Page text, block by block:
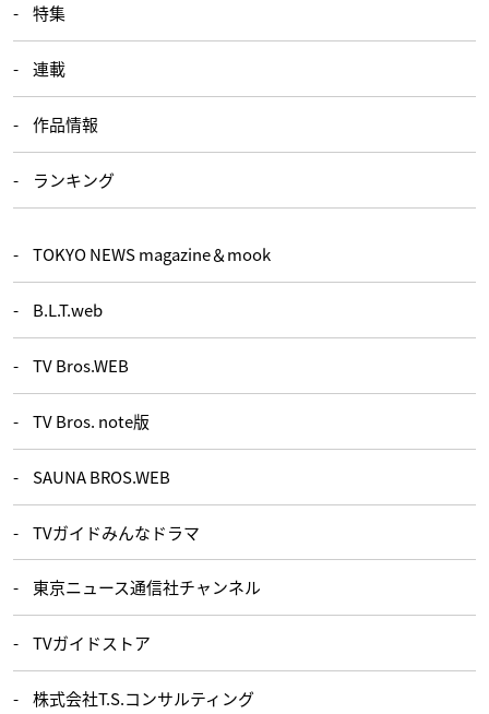
特集
連載
作品情報
ランキング
TOKYO NEWS magazine＆mook
B.L.T.web
TV Bros.WEB
TV Bros. note版
SAUNA BROS.WEB
TVガイドみんなドラマ
東京ニュース通信社チャンネル
TVガイドストア
株式会社T.S.コンサルティング